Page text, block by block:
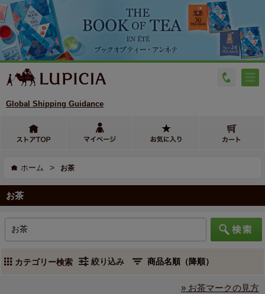
Global Shipping Guidance
ホーム > お茶
お茶
カテゴリー検索 絞り込み
» お茶マークの見方